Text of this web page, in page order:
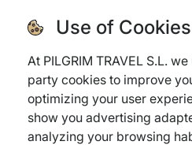
11:05 4,15 €
11:05 16,75 € 11:34
14:25 4,15 €
Use of Cookies
At PILGRIM TRAVEL S.L.
party cookies to improve
optimizing your user
show you advertising
analyzing your browsing